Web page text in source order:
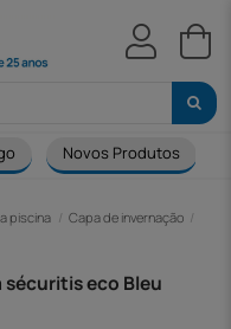
Novos Produtos
piscina Capa de invernação
eco Bleu